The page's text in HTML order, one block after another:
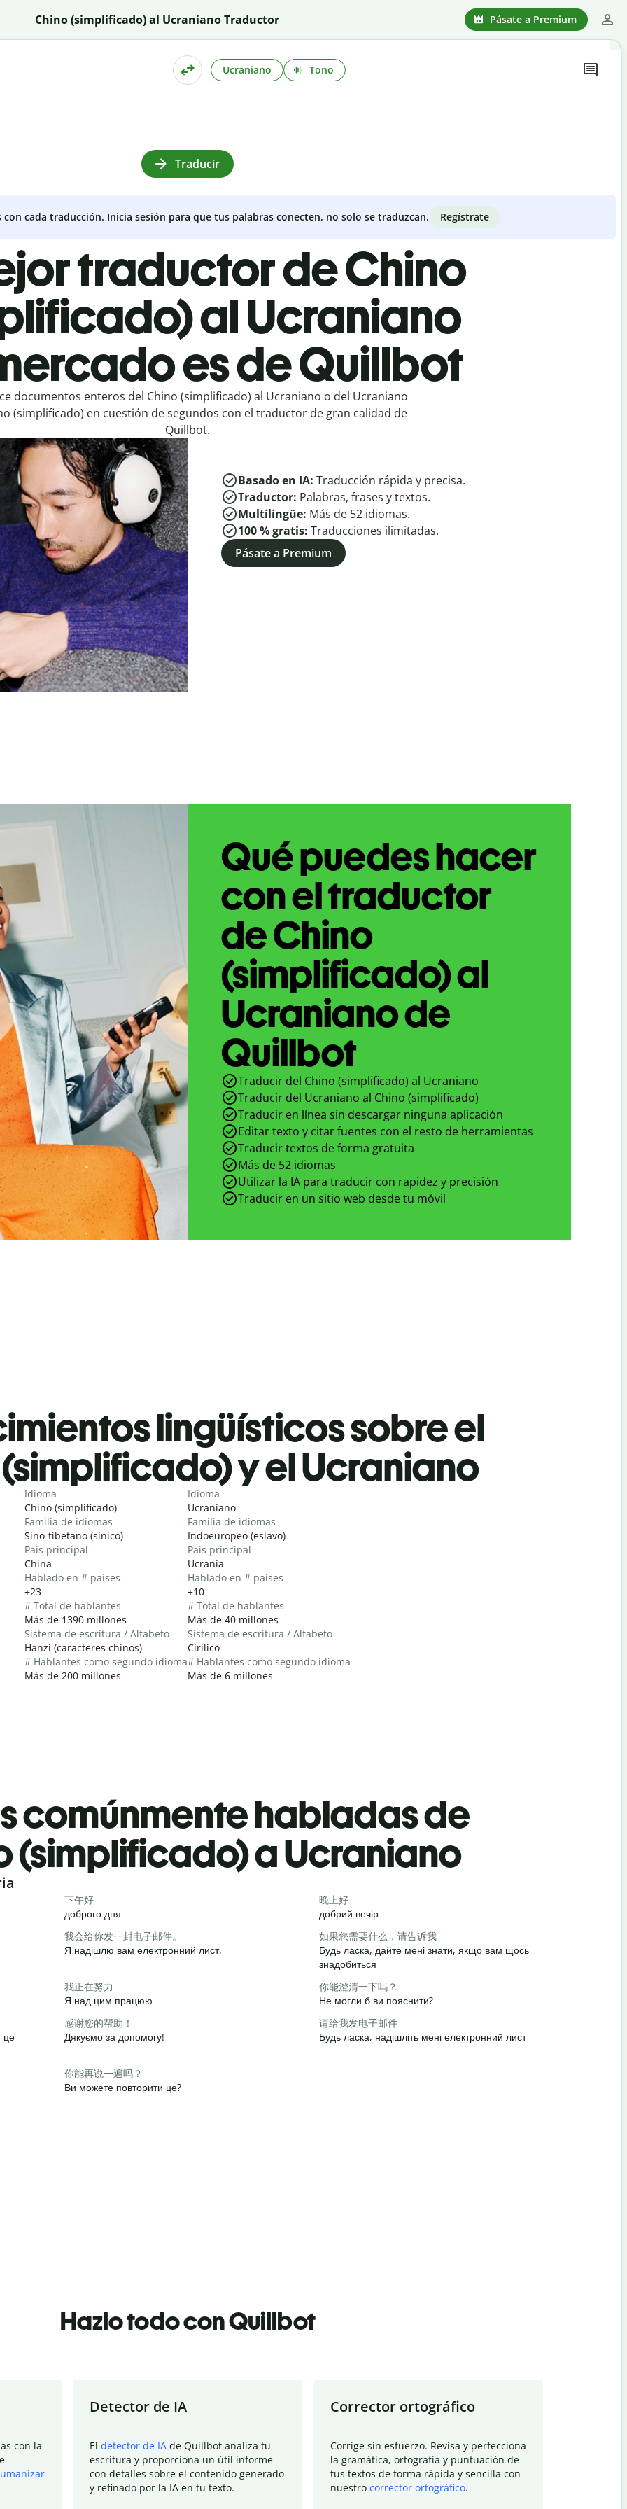
Chino (simplificado) al Ucraniano Traductor Pásate a Premium
Ucraniano Tono
Traducir
con cada traducción. Inicia sesión para que tus palabras conecten, no solo se traduzcan. Regístrate
traductor de Chino
al Ucraniano
es de Quillbot
documentos enteros del Chino (simplificado) al Ucraniano o del Ucraniano
(simplificado) en cuestión de segundos con el traductor de gran calidad de
Quillbot.
Basado en IA: Traducción rápida y precisa.
Traductor: Palabras, frases y textos.
Multilingüe: Más de 52 idiomas.
100 % gratis: Traducciones ilimitadas.
Pásate a Premium
Qué puedes hacer
con el traductor
de Chino
(simplificado) al
Ucraniano de
Quillbot
Traducir del Chino (simplificado) al Ucraniano
Traducir del Ucraniano al Chino (simplificado)
Traducir en línea sin descargar ninguna aplicación
Editar texto y citar fuentes con el resto de herramientas
Traducir textos de forma gratuita
Más de 52 idiomas
Utilizar la IA para traducir con rapidez y precisión
Traducir en un sitio web desde tu móvil
lingüísticos sobre el
y el Ucraniano
Idioma
Chino (simplificado)
Familia de idiomas
Sino-tibetano (sínico)
País principal
China
Hablado en # países
+23
# Total de hablantes
Más de 1390 millones
Sistema de escritura / Alfabeto
Hanzi (caracteres chinos)
# Hablantes como segundo idioma
Más de 200 millones
Idioma
Ucraniano
Familia de idiomas
Indoeuropeo (eslavo)
País principal
Ucrania
Hablado en # países
+10
# Total de hablantes
Más de 40 millones
Sistema de escritura / Alfabeto
Cirílico
# Hablantes como segundo idioma
Más de 6 millones
comúnmente habladas de
(simplificado) a Ucraniano
下午好
доброго дня
晚上好
добрий вечір
我会给你发一封电子邮件。
Я надішлю вам електронний лист.
如果您需要什么，请告诉我
Будь ласка, дайте мені знати, якщо вам щось
знадобиться
我正在努力
Я над цим працюю
你能澄清一下吗？
Не могли б ви пояснити?
це
感谢您的帮助！
Дякуємо за допомогу!
请给我发电子邮件
Будь ласка, надішліть мені електронний лист
你能再说一遍吗？
Ви можете повторити це?
Hazlo todo con Quillbot
con la
Detector de IA
El detector de IA de Quillbot analiza tu
escritura y proporciona un útil informe
con detalles sobre el contenido generado
y refinado por la IA en tu texto.
Corrector ortográfico
Corrige sin esfuerzo. Revisa y perfecciona
la gramática, ortografía y puntuación de
tus textos de forma rápida y sencilla con
nuestro corrector ortográfico.